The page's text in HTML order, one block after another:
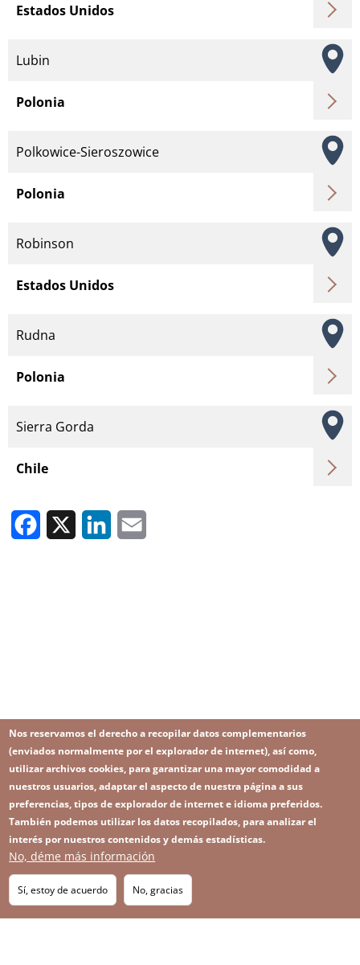
Estados Unidos
Lubin
Polonia
Polkowice-Sieroszowice
Polonia
Robinson
Estados Unidos
Rudna
Polonia
Sierra Gorda
Chile
Facebook LinkedIn
Footer
menu
Suscríbase a nuestro Newsletter
Image
SITEMAP
IMAGE
Nos reservamos el derecho a recopilar datos complementarios
(enviados normalmente por el explorador de internet), así como,
utilizar archivos cookies, para garantizar una mayor comodidad a
nuestros usuarios, adaptar el aspecto de nuestra página a sus
preferencias, tipos de explorador de internet e idioma preferidos.
También podemos utilizar los datos recopilados, para analizar el
interés por nuestros contenidos y demás estadísticas.
No, déme más información
Sí, estoy de acuerdo No, gracias